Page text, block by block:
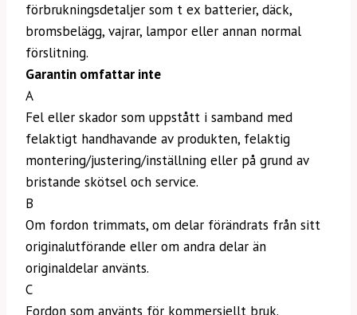
förbrukningsdetaljer som t ex batterier, däck,
bromsbelägg, vajrar, lampor eller annan normal
förslitning.
Garantin omfattar inte
A
Fel eller skador som uppstått i samband med
felaktigt handhavande av produkten, felaktig
montering/justering/inställning eller på grund av
bristande skötsel och service.
B
Om fordon trimmats, om delar förändrats från sitt
originalutförande eller om andra delar än
originaldelar använts.
C
Fordon som använts för kommersiellt bruk.